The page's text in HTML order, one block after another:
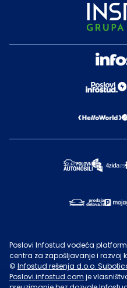
Poslovi Infostud vodeća
centra za zapošljavanje i razvoj
© Infostud rešenja d.o.o.
Poslovi.infostud.com je